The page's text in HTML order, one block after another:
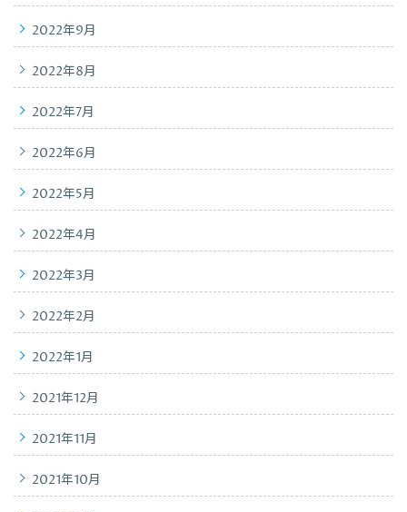
2022年9月
2022年8月
2022年7月
2022年6月
2022年5月
2022年4月
2022年3月
2022年2月
2022年1月
2021年12月
2021年11月
2021年10月